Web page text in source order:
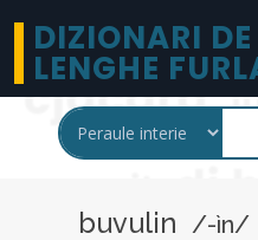
DIZIONARI DE
LENGHE
buvulin /-ìn/